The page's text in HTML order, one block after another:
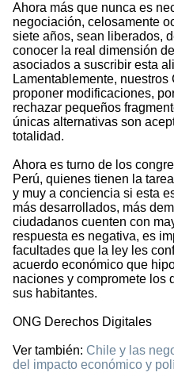
Ahora más que nunca es
negociación, celosamente
siete años, sean liberados,
conocer la real dimensión
asociados a suscribir esta
Lamentablemente,
proponer modificaciones,
rechazar pequeños
únicas alternativas son
totalidad.
Ahora es turno de los
Perú, quienes tienen la
y muy a conciencia si esta
más desarrollados, más
ciudadanos cuenten con
respuesta es negativa, es
facultades que la ley les
acuerdo económico que
naciones y compromete los
sus habitantes.
ONG Derechos Digitales
Ver también: Chile y las
del impacto económico y